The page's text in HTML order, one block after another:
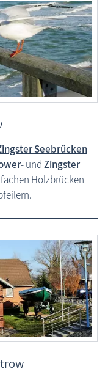
Seebrücken
- undZingster
Holzbrücken